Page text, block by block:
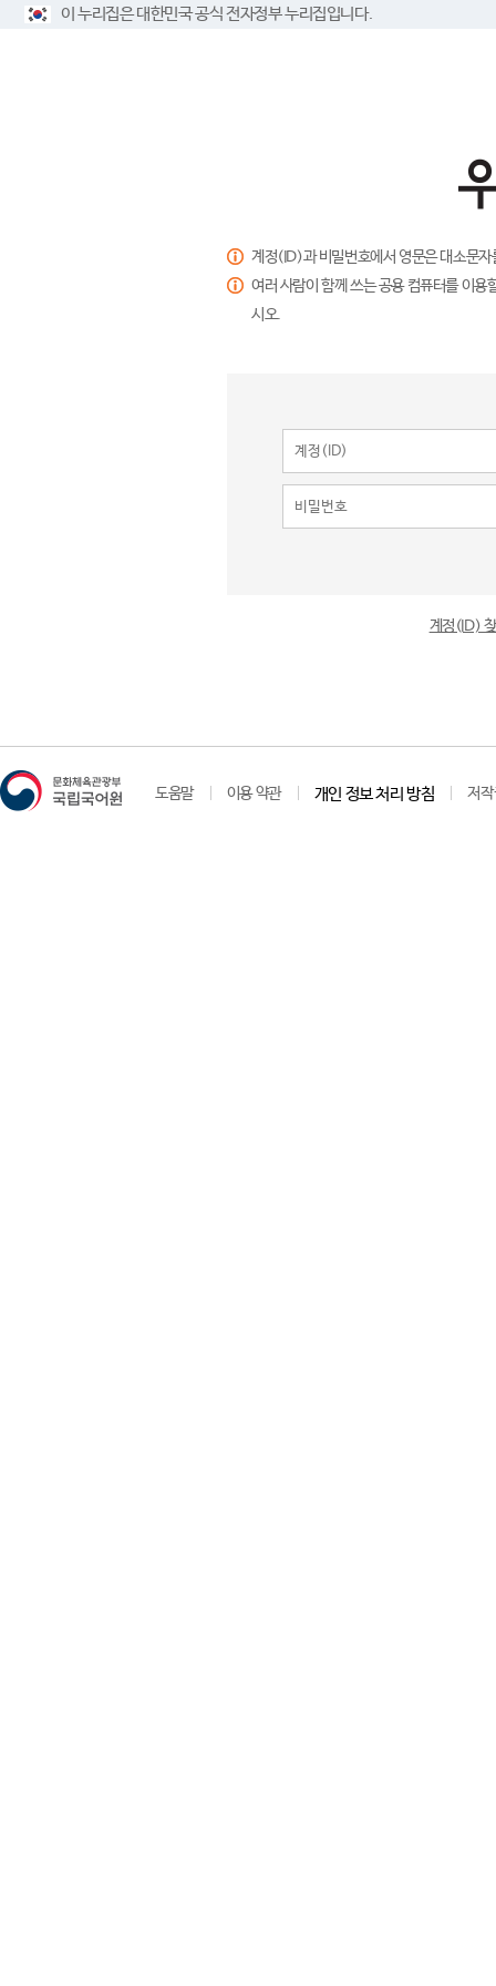
이 누리집은 대한민국 공식 전자정부 누리집입니다.
계정(ID)과 비밀번호에서 영문은 대소문
여러 사람이 함께 쓰는 공용 컴퓨터를 이
시오.
계정(ID)
도움말 이용 약관 개인 정보 처리 방침 저